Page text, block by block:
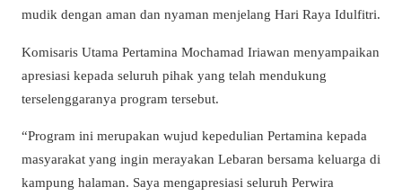
mudik dengan aman dan nyaman menjelang Hari Raya Idulfitri.
Komisaris Utama Pertamina Mochamad Iriawan menyampaikan
apresiasi kepada seluruh pihak yang telah mendukung
terselenggaranya program tersebut.
“Program ini merupakan wujud kepedulian Pertamina kepada
masyarakat yang ingin merayakan Lebaran bersama keluarga di
kampung halaman. Saya mengapresiasi seluruh Perwira